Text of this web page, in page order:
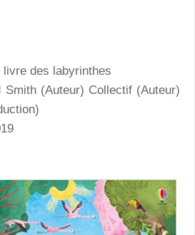
des labyrinthes
Smith (Auteur) Collectif (Auteur)